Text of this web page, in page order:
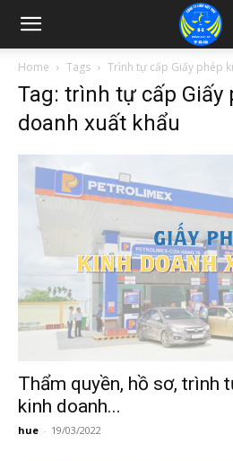
Home Tags Trình tự cấp Giấy phép
Tag: trình tự cấp Giấy
doanh xuất khẩu
Thẩm quyền, hồ sơ, trình
kinh doanh...
hue - 19/03/2022